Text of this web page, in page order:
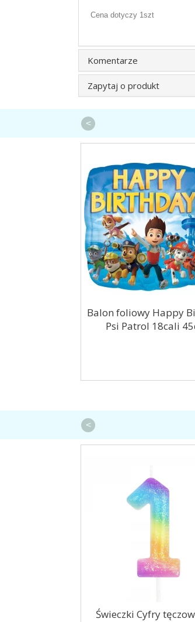
Cena dotyczy 1szt
Komentarze
Zapytaj o produkt
Balon foliowy Happy
Psi Patrol 18cali
<
Świeczki Cyfry
<